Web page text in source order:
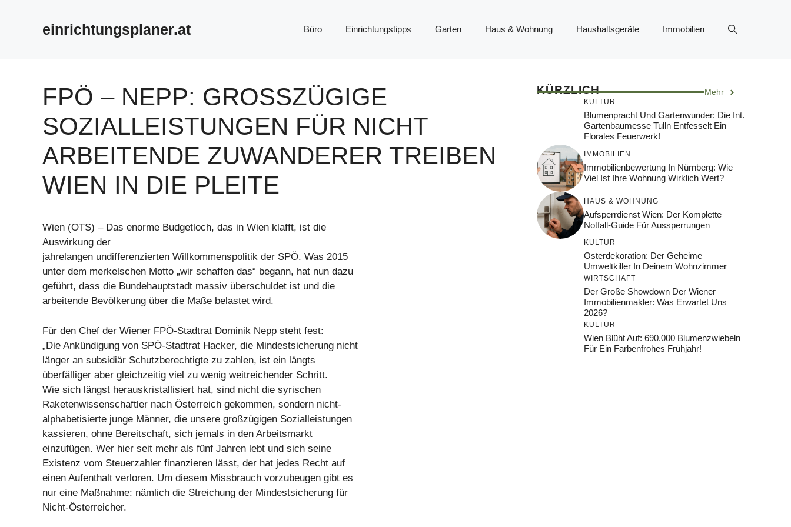
einrichtungsplaner.at Büro Einrichtungstipps Garten Haus & Wohnung Haushaltsgeräte Immobilien
FPÖ – NEPP: GROSSZÜGIGE S
OZIALLEISTUNGEN FÜR NICHT A
RBEITENDE ZUWANDERER TREIBEN W
IEN IN DIE PLEITE
Wien (OTS) – Das enorme Budgetloch, das in Wien klafft, ist die
Auswirkung der
jahrelangen undifferenzierten Willkommenspolitik der SPÖ. Was 2015
unter dem merkelschen Motto „wir schaffen das“ begann, hat nun dazu
geführt, dass die Bundehauptstadt massiv überschuldet ist und die
arbeitende Bevölkerung über die Maße belastet wird.
Für den Chef der Wiener FPÖ-Stadtrat Dominik Nepp steht fest:
„Die Ankündigung von SPÖ-Stadtrat Hacker, die Mindestsicherung nicht
länger an subsidiär Schutzberechtigte zu zahlen, ist ein längts
überfälliger aber gleichzeitig viel zu wenig weitreichender Schritt.
Wie sich längst herauskristallisiert hat, sind nicht die syrischen
Raketenwissenschaftler nach Österreich gekommen, sondern nicht-
alphabetisierte junge Männer, die unsere großzügigen Sozialleistungen
kassieren, ohne Bereitschaft, sich jemals in den Arbeitsmarkt
einzufügen. Wer hier seit mehr als fünf Jahren lebt und sich seine
Existenz vom Steuerzahler finanzieren lässt, der hat jedes Recht auf
einen Aufenthalt verloren. Um diesem Missbrauch vorzubeugen gibt es
nur eine Maßnahme: nämlich die Streichung der Mindestsicherung für
Nicht-Österreicher.
KÜRZLICH Mehr
KULTUR
Blumenpracht Und Gartenwunder: Die Int.
Gartenbaumesse Tulln Entfesselt Ein
Florales Feuerwerk!
IMMOBILIEN
Immobilienbewertung In Nürnberg: Wie
Viel Ist Ihre Wohnung Wirklich Wert?
HAUS & WOHNUNG
Aufsperrdienst Wien: Der Komplette
Notfall-Guide Für Aussperrungen
KULTUR
Osterdekoration: Der Geheime
Umweltkiller In Deinem Wohnzimmer
WIRTSCHAFT
Der Große Showdown Der Wiener
Immobilienmakler: Was Erwartet Uns
2026?
KULTUR
Wien Blüht Auf: 690.000 Blumenzwiebeln
Für Ein Farbenfrohes Frühjahr!